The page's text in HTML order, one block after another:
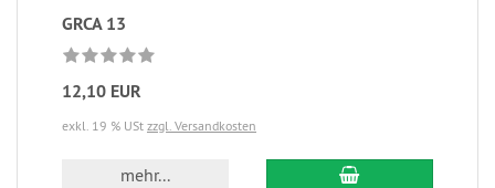
GRCA 13
12,10 EUR
exkl. 19 % USt zzgl. Versandkosten
mehr...